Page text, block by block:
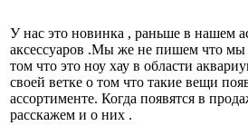
У нас это новинка , раньше в нашем
аксессуаров .Мы же не пишем что мы
том что это ноу хау в области
своей ветке о том что такие вещи
ассортименте. Когда появятся в
расскажем и о них .